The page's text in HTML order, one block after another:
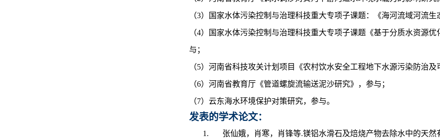
（3）国家水体污染控制与治理科技重大专项子课题：《海河流域河流
（4）国家水体污染控制与治理科技重大专项子课题《基于分质水资源
与；
（5）河南省科技攻关计划项目《农村饮水安全工程地下水源污染防治
（6）河南省教育厅《管道螺旋流输送泥沙研究》，参与；
（7）云东海水环境保护对策研究，参与。
发表的学术论文：
1. 张仙娥，肖寒，肖锋等.镁铝水滑石及焙烧产物去除水中的天然